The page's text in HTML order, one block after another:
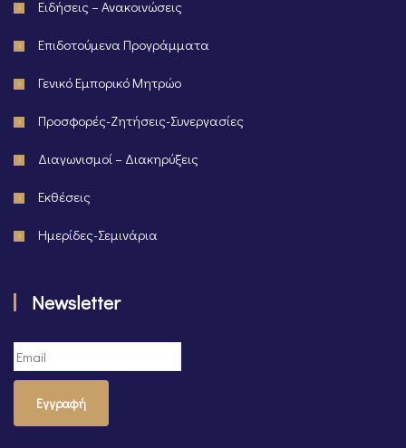
Ειδήσεις – Ανακοινώσεις
Επιδοτούμενα Προγράμματα
Γενικό Εμπορικό Μητρώο
Προσφορές-Ζητήσεις-Συνεργασίες
Διαγωνισμοί – Διακηρύξεις
Εκθέσεις
Ημερίδες-Σεμινάρια
Newsletter
Εγγραφή